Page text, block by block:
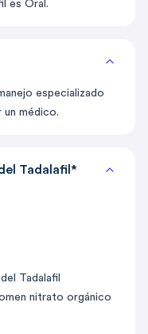
es Oral.
especializado
un médico.
Tadalafil*
Tadalafil
nitrato orgánico